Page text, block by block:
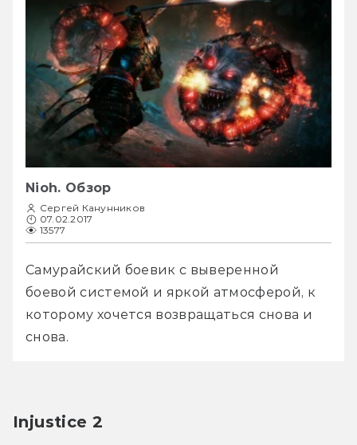
Nioh. Обзор
Сергей Канунников
07.02.2017
13577
Самурайский боевик с выверенной
боевой системой и яркой атмосферой, к
которому хочется возвращаться снова и
снова.
Injustice 2